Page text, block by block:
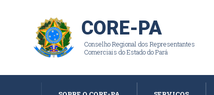
CORE-PA
Conselho Regional dos Representantes
Comerciais do Estado do Pará